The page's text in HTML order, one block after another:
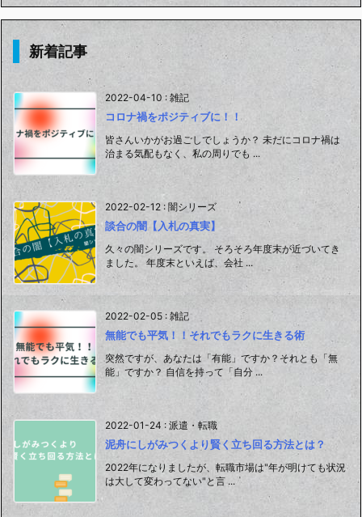
新着記事
2022-04-10 : 雑記
コロナ禍をポジティブに！！
皆さんいかがお過ごしでしょうか？ 未だにコロナ禍は
治まる気配もなく、私の周りでも ...
2022-02-12 : 闇シリーズ
談合の闇【入札の真実】
久々の闇シリーズです。 そろそろ年度末が近づいてき
ました。 年度末といえば、会社 ...
2022-02-05 : 雑記
無能でも平気！！それでもラクに生きる術
突然ですが、あなたは「有能」ですか？それとも「無
能」ですか？ 自信を持って「自分 ...
2022-01-24 : 派遣・転職
泥舟にしがみつくより賢く立ち回る方法とは？
2022年になりましたが、転職市場は"年が明けても状況
は大して変わってない"と言 ...